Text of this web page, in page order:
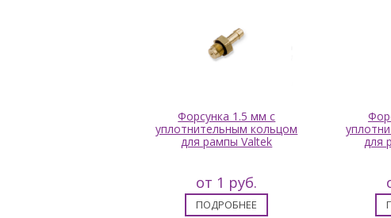
Форсунка 1.5 мм с
уплотнительным кольцом
для рампы Valtek
от 1 руб.
ПОДРОБНЕЕ
для